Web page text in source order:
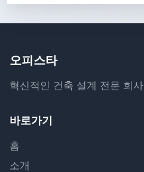
오피스타
혁신적인 건축 설계 전문 회사
바로가기
홈
소개